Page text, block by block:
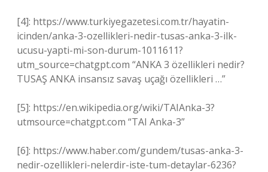
[4]: https://www.turkiyegazetesi.com.tr/hayatin-
icinden/anka-3-ozellikleri-nedir-tusas-anka-3-ilk-
ucusu-yapti-mi-son-durum-1011611?
utm_source=chatgpt.com “ANKA 3 özellikleri nedir?
TUSAŞ ANKA insansız savaş uçağı özellikleri …”
[5]: https://en.wikipedia.org/wiki/TAIAnka-3?
utmsource=chatgpt.com “TAI Anka-3”
[6]: https://www.haber.com/gundem/tusas-anka-3-
nedir-ozellikleri-nelerdir-iste-tum-detaylar-6236?